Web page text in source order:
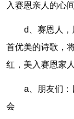
入赛恩亲人的心间
d、赛恩人
首优美的诗歌，
红，美入赛恩家
a、朋友们
会